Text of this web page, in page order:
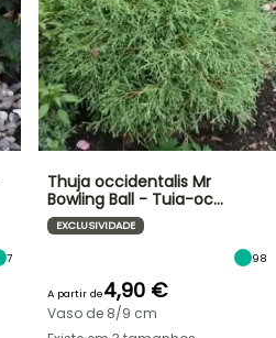
7
Thuja occidentalis Mr
Bowling Ball - Tuia-oc…
EXCLUSIVIDADE
98
A partir de4,90 €
Vaso de 8/9 cm